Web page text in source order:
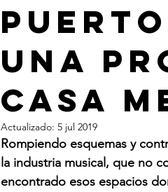
Una
Casa
Actualizado: 5 jul 2019
Rompiendo esquemas y
la industria musical, que no
encontrado esos espacios